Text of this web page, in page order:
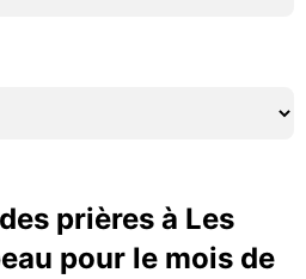
prières à Les
pour le mois de